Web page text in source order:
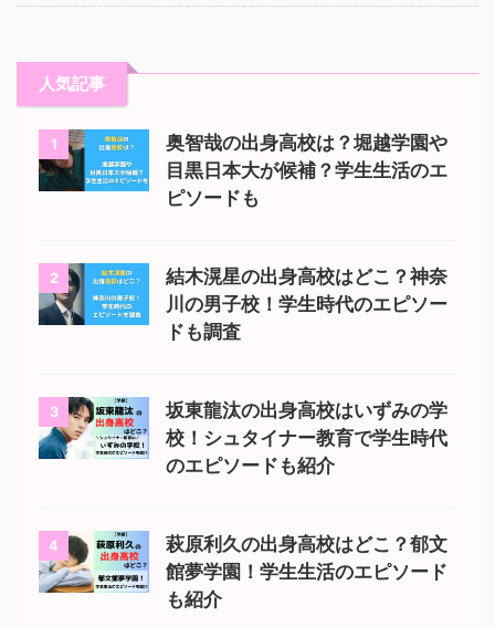
人気記事
1
奥智哉の出身高校は？堀越学園や
目黒日本大が候補？学生生活のエ
ピソードも
2
結木滉星の出身高校はどこ？神奈
川の男子校！学生時代のエピソー
ドも調査
3
坂東龍汰の出身高校はいずみの学
校！シュタイナー教育で学生時代
のエピソードも紹介
4
萩原利久の出身高校はどこ？郁文
館夢学園！学生生活のエピソード
も紹介